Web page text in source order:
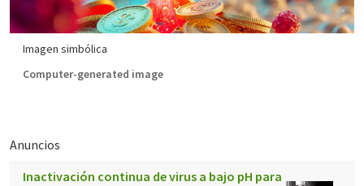
Imagen simbólica
Computer-generated image
Anuncios
Inactivación continua de virus a bajo pH para